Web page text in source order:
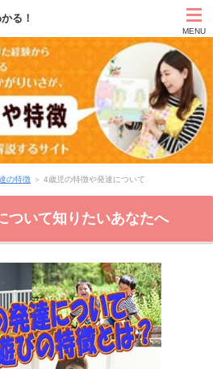
る！
MENU
の特徴 ＞ 4歳児の特徴や発達について
ついて知りたいあなたへ